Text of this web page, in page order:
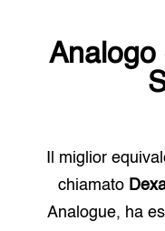
Analogo
Il miglior
chiamato
Analogue, ha